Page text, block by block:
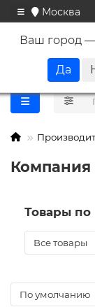
Москва
Ваш город —
Компания
Товары по